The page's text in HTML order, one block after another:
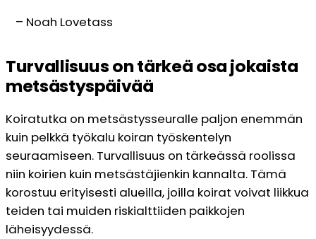
– Noah Lovetass
Turvallisuus on tärkeä osa jokaista
metsästyspäivää
Koiratutka on metsästysseuralle paljon enemmän
kuin pelkkä työkalu koiran työskentelyn
seuraamiseen. Turvallisuus on tärkeässä roolissa
niin koirien kuin metsästäjienkin kannalta. Tämä
korostuu erityisesti alueilla, joilla koirat voivat liikkua
teiden tai muiden riskialttiiden paikkojen
läheisyydessä.